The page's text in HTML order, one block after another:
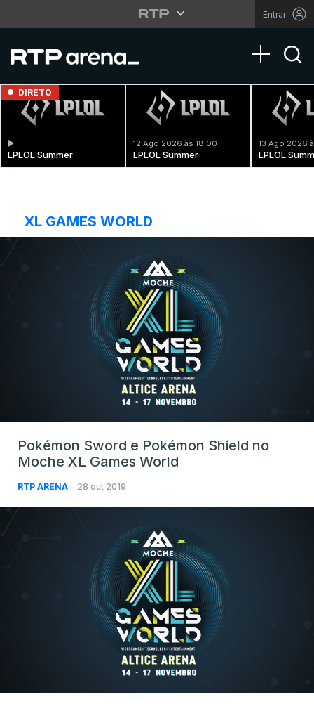
Entrar
Toggle
DIRETO
LPLOL Summer
12 Ago 2026 às 18:00
LPLOL Summer
13 Ago 2026
LPLOL
XL GAMES WORLD
Pokémon Sword e Pokémon Shield no
Moche XL Games World
RTP ARENA 28 out 2019